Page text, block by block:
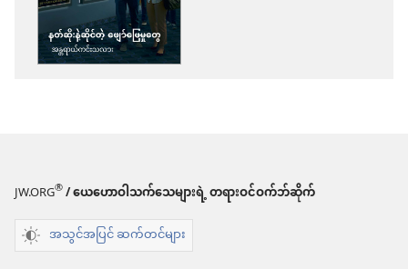
များ
JW.ORG®/ ယေဟောဝါသက်သေများရဲ့ တရားဝင်ဝက်ဘ်ဆိုက်
အသွင်အပြင် ဆက်တင်များ